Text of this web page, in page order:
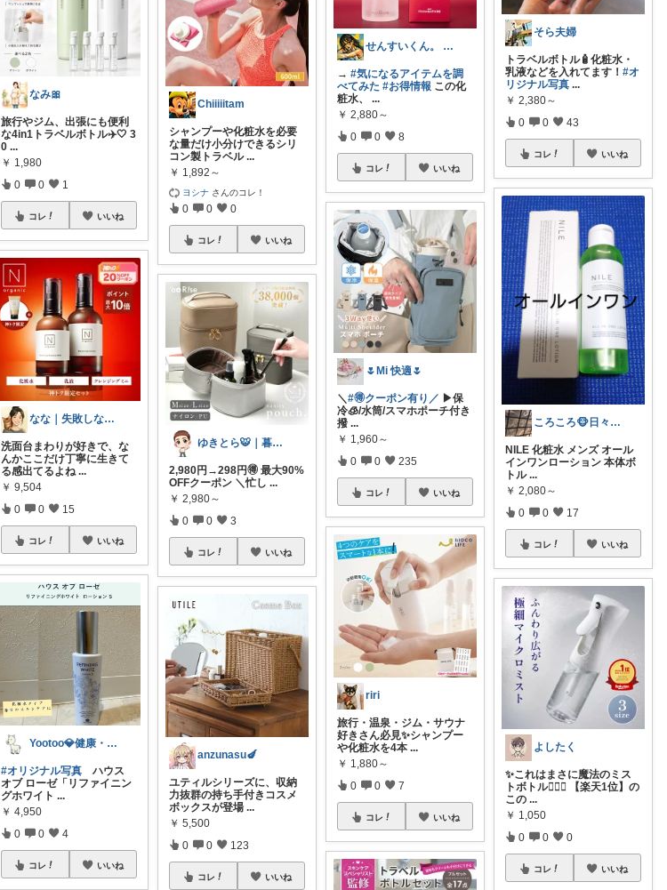
なみ🎀
旅行やジム、出張にも便利
な4in1トラベルボトル✈️🤍 3
0 ...
￥ 1,980
0 0 1
コレ いいね
なな｜失敗しない美容比較ママ
洗面台まわりが好きで、な
んかここだけ丁寧に生きて
る感出てるよね ...
￥ 9,504
0 0 15
コレ いいね
Yootoo💎健康・美容&お得！☘️
#オリジナル写真 ハウス
オブ ローゼ「リファイニン
グホワイト ...
￥ 4,950
0 0 4
コレ いいね
Chiiiiitam
シャンプーや化粧水を必要
な量だけ小分けできるシリ
コン製トラベル ...
￥ 1,892～
ヨシナ さんのコレ！
0 0 0
コレ いいね
ゆきとら🐯｜暮らしをラクにしたいパパ
2,980円→298円🉐 最大90%
OFFクーポン ＼忙し ...
￥ 2,980～
0 0 3
コレ いいね
anzunasu🍆
ユティルシリーズに、収納
力抜群の持ち手付きコスメ
ボックスが登場 ...
￥ 5,500
0 0 123
コレ いいね
せんすいくん。 ＼情報の海へダイブ／
→#気になるアイテムを調
べてみた #お得情報 この化
粧水、
...
￥ 2,880～
0 0 8
コレ いいね
🌷Mi 快適🌷
＼#🉐クーポン有り／ ▶︎保
冷🧊/水筒/スマホポーチ付き
撥 ...
￥ 1,960～
0 0 235
コレ いいね
riri
旅行・温泉・ジム・サウナ
好きさん必見✨シャンプー
や化粧水を4本 ...
￥ 1,880～
0 0 7
コレ いいね
そら夫婦
トラベルボトル🧴化粧水・
乳液などを入れてます！#オ
リジナル写真 ...
￥ 2,380～
0 0 43
コレ いいね
ころころ🐵日々皆様に感謝🙇
NILE 化粧水 メンズ オール
インワンローション 本体ボ
トル ...
￥ 2,080～
0 0 17
コレ いいね
よしたく
✨これはまさに魔法のミス
トボトル🧙‍♀️✨ 【楽天1位】の
この ...
￥ 1,050
0 0 0
コレ いいね